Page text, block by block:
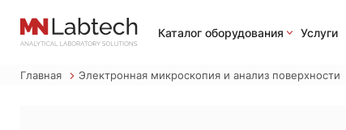
Каталог оборудования Услуги
Главная Электронная микроскопия и анализ поверхности